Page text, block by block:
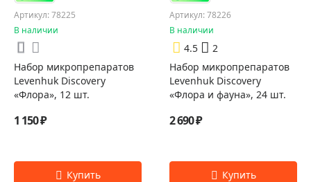
Артикул: 78225
В наличии
Набор микропрепаратов
Levenhuk Discovery
«Флора», 12 шт.
1 150 ₽
Артикул: 78226
В наличии
4.5
2
Набор микропрепаратов
Levenhuk Discovery
«Флора и фауна», 24 шт.
2 690 ₽